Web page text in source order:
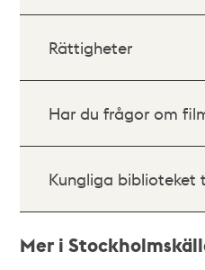
Rättigheter
Har du frågor om
Kungliga biblioteket
Mer i